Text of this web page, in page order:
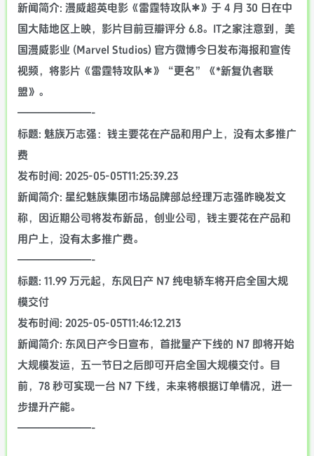
新闻简介: 漫威超英电影《雷霆特攻队✱》于 4 月 30 日在中
国大陆地区上映，影片目前豆瓣评分 6.8。IT之家注意到，美
国漫威影业 (Marvel Studios) 官方微博今日发布海报和宣传
视频，将影片《雷霆特攻队✱》“更名”《*新复仇者联
盟》。
———————-
标题: 魅族万志强：钱主要花在产品和用户上，没有太多推广
费
发布时间: 2025-05-05T11:25:39.23
新闻简介: 星纪魅族集团市场品牌部总经理万志强昨晚发文
称，因近期公司将发布新品，创业公司，钱主要花在产品和
用户上，没有太多推广费。
———————-
标题: 11.99 万元起，东风日产 N7 纯电轿车将开启全国大规
模交付
发布时间: 2025-05-05T11:46:12.213
新闻简介: 东风日产今日宣布，首批量产下线的 N7 即将开始
大规模发运，五一节日之后即可开启全国大规模交付。目
前，78 秒可实现一台 N7 下线，未来将根据订单情况，进一
步提升产能。
———————-